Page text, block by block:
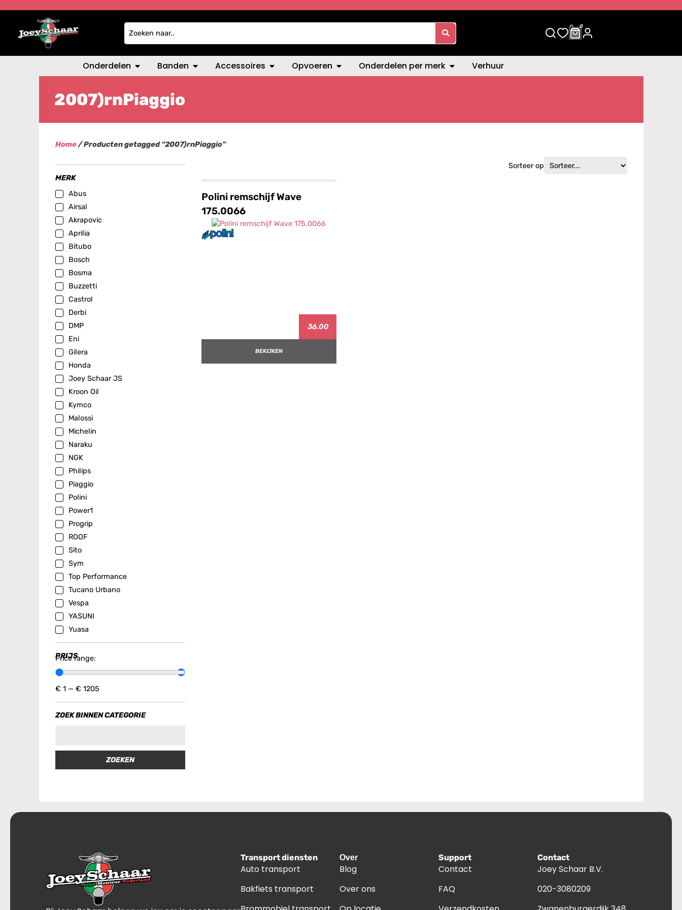
0 0
Onderdelen Banden Accessoires Opvoeren Onderdelen per merk Verhuur
2007)rnPiaggio
Home/ Producten getagged “2007)rnPiaggio”
MERK
Abus
Airsal
Akrapovic
Aprilia
Bitubo
Bosch
Bosma
Buzzetti
Castrol
Derbi
DMP
Eni
Gilera
Honda
Joey Schaar JS
Kroon Oil
Kymco
Malossi
Michelin
Naraku
NGK
Philips
Piaggio
Polini
Power1
Progrip
ROOF
Sito
Sym
Top Performance
Tucano Urbano
Vespa
YASUNI
Yuasa
PRIJS
Price range:
€ 1 — € 1205
ZOEK BINNEN CATEGORIE
ZOEKEN
Sorteer op
Polini remschijf Wave
175.0066
36.00
BEKIJKEN
Transport diensten
Auto transport
Bakfiets transport
Over
Blog
Over ons
Support
Contact
FAQ
Contact
Joey Schaar B.V.
020-3080209